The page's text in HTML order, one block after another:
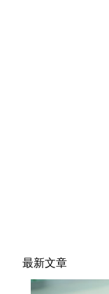
最新文章